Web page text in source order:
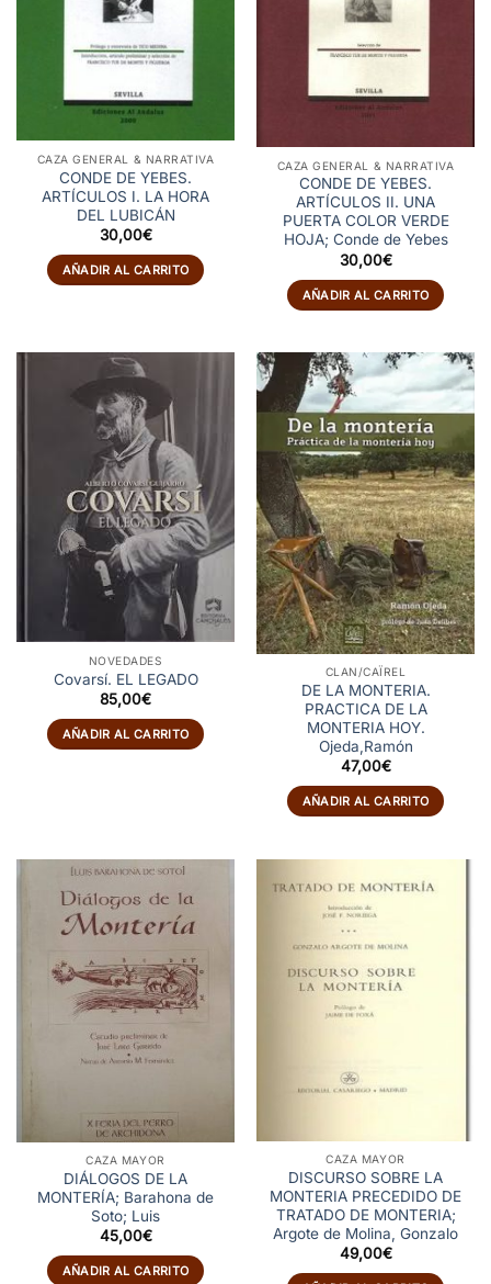
CAZA GENERAL & NARRATIVA
CONDE DE YEBES.
ARTÍCULOS I. LA HORA
DEL LUBICÁN
30,00€
AÑADIR AL CARRITO
CAZA GENERAL & NARRATIVA
CONDE DE YEBES.
ARTÍCULOS II. UNA
PUERTA COLOR VERDE
HOJA; Conde de Yebes
30,00€
AÑADIR AL CARRITO
NOVEDADES
Covarsí. EL LEGADO
85,00€
AÑADIR AL CARRITO
CLAN/CAÏREL
DE LA MONTERIA.
PRACTICA DE LA
MONTERIA HOY.
Ojeda,Ramón
47,00€
AÑADIR AL CARRITO
CAZA MAYOR
DIÁLOGOS DE LA
MONTERÍA; Barahona de
Soto; Luis
45,00€
AÑADIR AL CARRITO
CAZA MAYOR
DISCURSO SOBRE LA
MONTERIA PRECEDIDO DE
TRATADO DE MONTERIA;
Argote de Molina, Gonzalo
49,00€